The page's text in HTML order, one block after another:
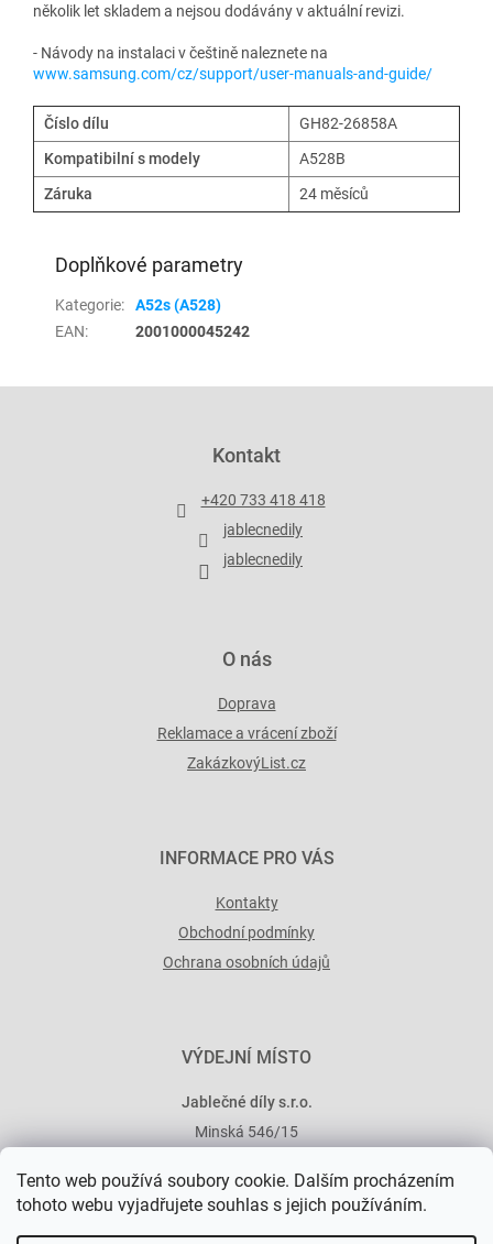
Tento web používá soubory cookie. Dalším procházením
tohoto webu vyjadřujete souhlas s jejich používáním.
několik let skladem a nejsou dodávány v aktuální revizi.
- Návody na instalaci v češtině naleznete na
www.samsung.com/cz/support/user-manuals-and-guide/
Číslo dílu
GH82-26858A
Kompatibilní s modely
A528B
Záruka
24 měsíců
Doplňkové parametry
Kategorie:
A52s (A528)
EAN: 2001000045242
Kontakt
+420 733 418 418
jablecnedily
jablecnedily
O nás
Doprava
Reklamace a vrácení zboží
ZakázkovýList.cz
INFORMACE PRO VÁS
Kontakty
Obchodní podmínky
Ochrana osobních údajů
VÝDEJNÍ MÍSTO
Jablečné díly s.r.o.
Minská 546/15